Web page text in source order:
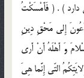
دارد ) . ( فَأَمْسَكْتُ
إِلي مَحْقِ دِينِ
وَ أَهْلَهُ أَنْ أَري
التّي إِنَّما هِيَ